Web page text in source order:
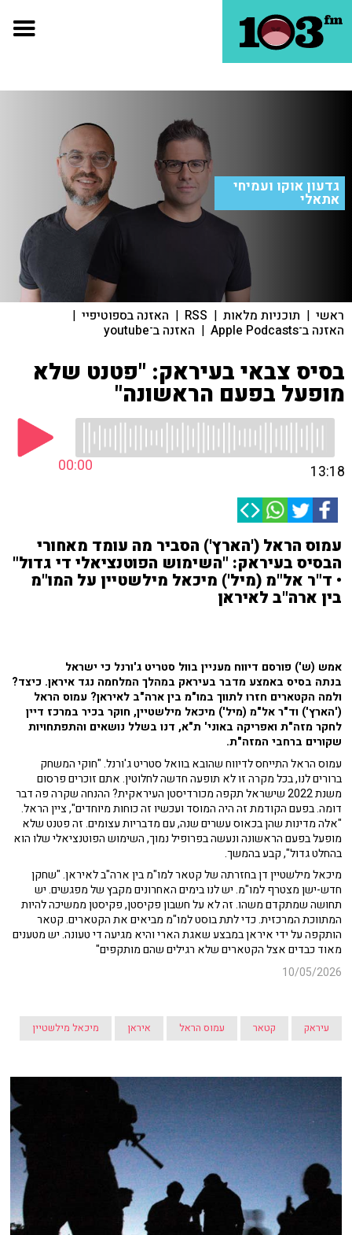
גדעון אוקו ועמיחי
אתאלי
ראשי | תוכניות מלאות |
RSS
| האזנה בספוטיפיי |
האזנה ב־Apple Podcasts | האזנה ב־youtube
בסיס צבאי בעיראק: "פטנט שלא
מופעל בפעם הראשונה"
00:00 13:18
עמוס הראל ('הארץ') הסביר מה עומד מאחורי
הבסיס בעיראק: "השימוש הפוטנציאלי די גדול"
• ד"ר אל"מ (מיל') מיכאל מילשטיין על המו"מ
בין ארה"ב לאיראן
אמש (ש') פורסם דיווח מעניין בוול סטריט ג'ורנל כי ישראל
בנתה בסיס באמצע מדבר בעיראק במהלך המלחמה נגד איראן. כיצד?
ולמה הקטארים חזרו לתווך במו"מ בין ארה"ב לאיראן? עמוס הראל
('הארץ') וד"ר אל"מ (מיל') מיכאל מילשטיין, חוקר בכיר במרכז דיין
לחקר מזה"ת ואפריקה באוני' ת"א, דנו בשלל נושאים והתפתחויות
שקורים ברחבי המזה"ת.
עמוס הראל התייחס לדיווח שהובא בוואל סטריט ג'ורנל. "חוקי המשחק
ברורים לנו, בכל מקרה זו לא תופעה חדשה לחלוטין. אתם זוכרים פרסום
משנת 2022 שישראל תקפה מכורדיסטן העיראקית? ההנחה שקרה פה דבר
דומה. בפעם הקודמת זה היה המוסד ועכשיו זה כוחות מיוחדים", ציין הראל.
"אלה מדינות שהן בכאוס עשרים שנה, עם מדבריות עצומים. זה פטנט שלא
מופעל בפעם הראשונה ונעשה בפרופיל נמוך, השימוש הפוטנציאלי שלו הוא
בהחלט גדול", קבע בהמשך.
מיכאל מילשטיין דן בחזרתה של קטאר למו"מ בין ארה"ב לאיראן. "שחקן
חדש-ישן מצטרף למו"מ. יש לנו בימים האחרונים מקבץ של מפגשים. יש
תחושה שמתקדם משהו. זה לא על חשבון פקיסטן, פקיסטן ממשיכה להיות
המתווכת המרכזית. כדי לתת בוסט למו"מ מביאים את הקטארים. קטאר
הותקפה על ידי איראן במבצע שאגת הארי והיא מגיעה די טעונה. יש מטענים
מאוד כבדים אצל הקטארים שלא רגילים שהם מותקפים"
10/05/2026
עיראק קטאר עמוס הראל איראן מיכאל מילשטיין